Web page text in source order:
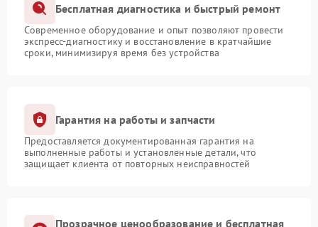
Бесплатная диагностика и быстрый ремонт
Современное оборудование и опыт позволяют провести
экспресс-диагностику и восстановление в кратчайшие
сроки, минимизируя время без устройства
Гарантия на работы и запчасти
Предоставляется документированная гарантия на
выполненные работы и установленные детали, что
защищает клиента от повторных неисправностей
Прозрачное ценообразование и бесплатная